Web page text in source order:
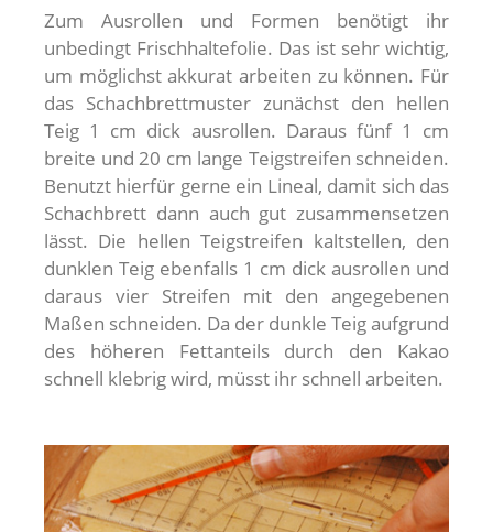
Zum Ausrollen und Formen benötigt ihr
unbedingt Frischhaltefolie. Das ist sehr wichtig,
um möglichst akkurat arbeiten zu können. Für
das Schachbrettmuster zunächst den hellen
Teig 1 cm dick ausrollen. Daraus fünf 1 cm
breite und 20 cm lange Teigstreifen schneiden.
Benutzt hierfür gerne ein Lineal, damit sich das
Schachbrett dann auch gut zusammensetzen
lässt. Die hellen Teigstreifen kaltstellen, den
dunklen Teig ebenfalls 1 cm dick ausrollen und
daraus vier Streifen mit den angegebenen
Maßen schneiden. Da der dunkle Teig aufgrund
des höheren Fettanteils durch den Kakao
schnell klebrig wird, müsst ihr schnell arbeiten.